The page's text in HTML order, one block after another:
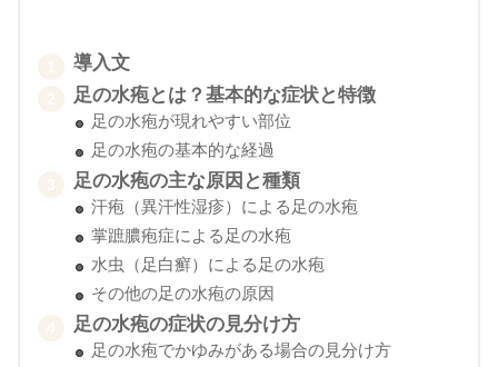
導入文
足の水疱とは？基本的な症状と特徴
足の水疱が現れやすい部位
足の水疱の基本的な経過
足の水疱の主な原因と種類
汗疱（異汗性湿疹）による足の水疱
掌蹠膿疱症による足の水疱
水虫（足白癬）による足の水疱
その他の足の水疱の原因
足の水疱の症状の見分け方
足の水疱でかゆみがある場合の見分け方